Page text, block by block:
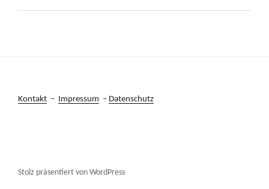
Kontakt – Impressum – Datenschutz
Stolz präsentiert von WordPress